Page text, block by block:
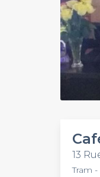
13
Tram